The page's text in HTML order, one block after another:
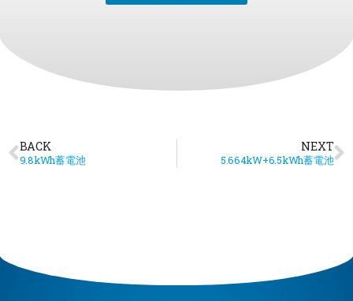
BACK
9.8kWh蓄電池
NEXT
5.664kW+6.5kWh蓄電池